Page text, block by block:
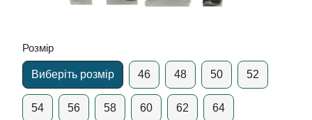
Розмір
Виберіть розмір 46 48 50 52
54 56 58 60 62 64